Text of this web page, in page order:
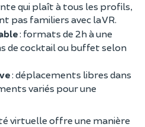
qui plaît à tous les profils,
pas familiers avec la VR.
: formats de 2h à une
de cocktail ou buffet selon
: déplacements libres dans
variés pour une
virtuelle offre une manière